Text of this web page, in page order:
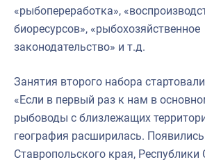
«рыбопереработка»,
биоресурсов», «рыбохозяйственное
законодательство» и т.д.
Занятия второго набора
«Если в первый раз к нам в
рыбоводы с близлежащих
география расширилась.
Ставропольского края, Республики